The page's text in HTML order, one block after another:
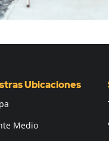
Ubicaciones
Medio